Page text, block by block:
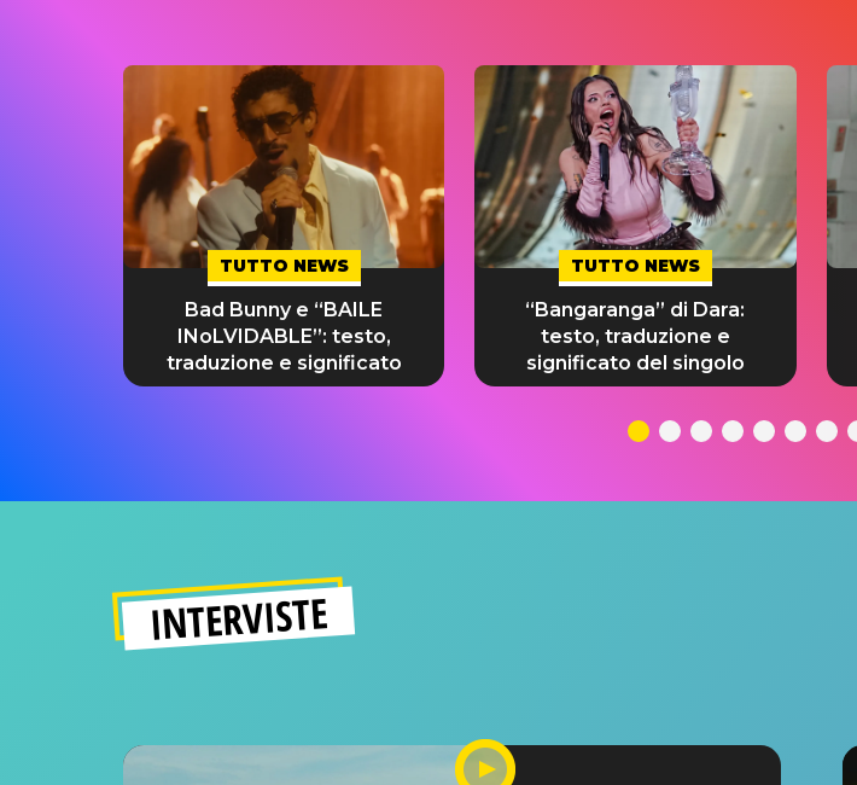
TUTTO NEWS
Bad Bunny e “BAILE
INoLVIDABLE”: testo,
traduzione e significato
TUTTO NEWS
“Bangaranga” di Dara:
testo, traduzione e
significato del singolo
INTERVISTE